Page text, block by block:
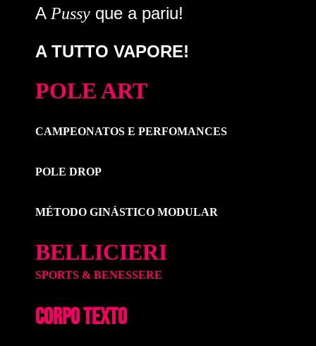
A Pussy que a pariu!
A TUTTO VAPORE!
POLE ART
CAMPEONATOS E PERFOMANCES
POLE DROP
MÉTODO GINÁSTICO MODULAR
BELLICIERI
SPORTS & BENESSERE
CORPO TEXTO